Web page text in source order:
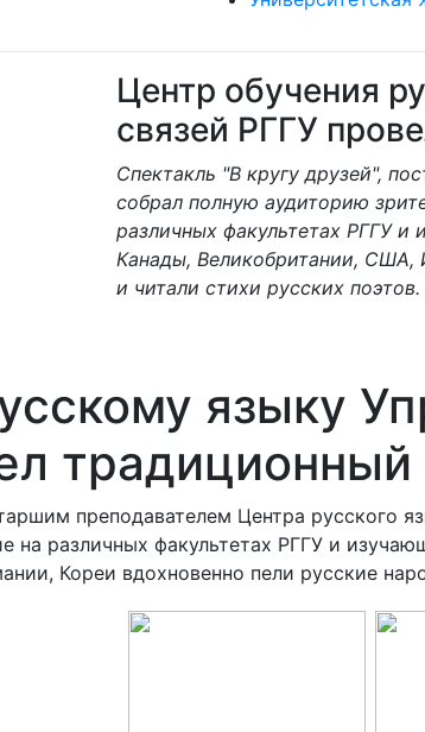
Центр обучения
связей РГГУ
Спектакль "В кругу друзей",
собрал полную аудиторию
различных факультетах РГГУ и
Канады, Великобритании, США,
и читали стихи русских поэтов.
языку
преподавателем Центра
на различных факультетах РГГУ и
Кореи вдохновенно пели русские